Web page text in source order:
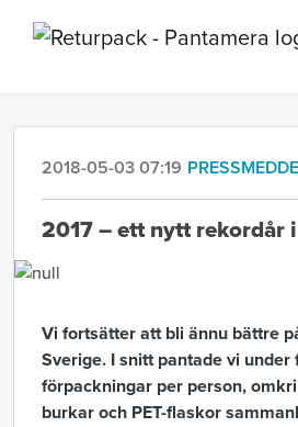
2018-05-03 07:19
2017 – ett nytt rekordår
Vi fortsätter att bli ännu bättre
Sverige. I snitt pantade vi under
förpackningar per person,
burkar och PET-flaskor